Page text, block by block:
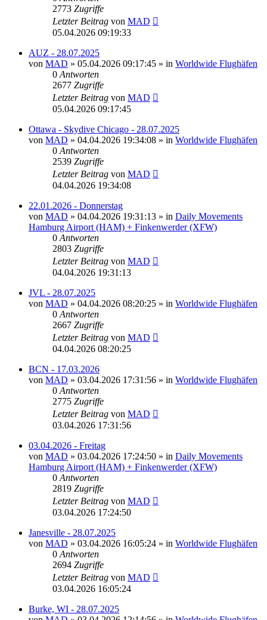
2773 Zugriffe
Letzter Beitrag von MAD
05.04.2026 09:19:33
AUZ - 28.07.2025
von MAD » 05.04.2026 09:17:45 » in Worldwide Flughäfen
0 Antworten
2677 Zugriffe
Letzter Beitrag von MAD
05.04.2026 09:17:45
Ottawa - Skydive Chicago - 28.07.2025
von MAD » 04.04.2026 19:34:08 » in Worldwide Flughäfen
0 Antworten
2539 Zugriffe
Letzter Beitrag von MAD
04.04.2026 19:34:08
22.01.2026 - Donnerstag
von MAD » 04.04.2026 19:31:13 » in Daily Movements
Hamburg Airport (HAM) + Finkenwerder (XFW)
0 Antworten
2803 Zugriffe
Letzter Beitrag von MAD
04.04.2026 19:31:13
JVL - 28.07.2025
von MAD » 04.04.2026 08:20:25 » in Worldwide Flughäfen
0 Antworten
2667 Zugriffe
Letzter Beitrag von MAD
04.04.2026 08:20:25
BCN - 17.03.2026
von MAD » 03.04.2026 17:31:56 » in Worldwide Flughäfen
0 Antworten
2775 Zugriffe
Letzter Beitrag von MAD
03.04.2026 17:31:56
03.04.2026 - Freitag
von MAD » 03.04.2026 17:24:50 » in Daily Movements
Hamburg Airport (HAM) + Finkenwerder (XFW)
0 Antworten
2819 Zugriffe
Letzter Beitrag von MAD
03.04.2026 17:24:50
Janesville - 28.07.2025
von MAD » 03.04.2026 16:05:24 » in Worldwide Flughäfen
0 Antworten
2694 Zugriffe
Letzter Beitrag von MAD
03.04.2026 16:05:24
Burke, WI - 28.07.2025